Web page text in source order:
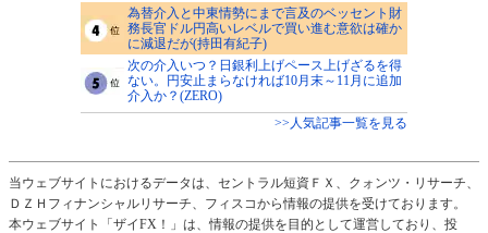
為替介入と中東情勢にまで言及のベッセント財
務長官ドル円高いレベルで買い進む意欲は確か
に減退だが(持田有紀子)
次の介入いつ？日銀利上げペース上げざるを得
ない。円安止まらなければ10月末～11月に追加
介入か？(ZERO)
>>人気記事一覧を見る
当ウェブサイトにおけるデータは、セントラル短資ＦＸ、クォンツ・リサーチ、
ＤＺＨフィナンシャルリサーチ、フィスコから情報の提供を受けております。
本ウェブサイト「ザイFX！」は、情報の提供を目的として運営しており、投